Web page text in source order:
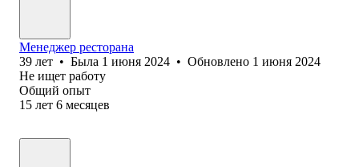
Менеджер ресторана
39 лет • Была 1 июня 2024 • Обновлено 1 июня 2024
Не ищет работу
Общий опыт
15 лет 6 месяцев